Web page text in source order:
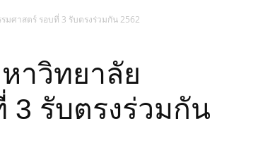
มศาสตร์ รอบที่ 3 รับตรงร่วมกัน 2562
าวิทยาลัย
3 รับตรงร่วมกัน